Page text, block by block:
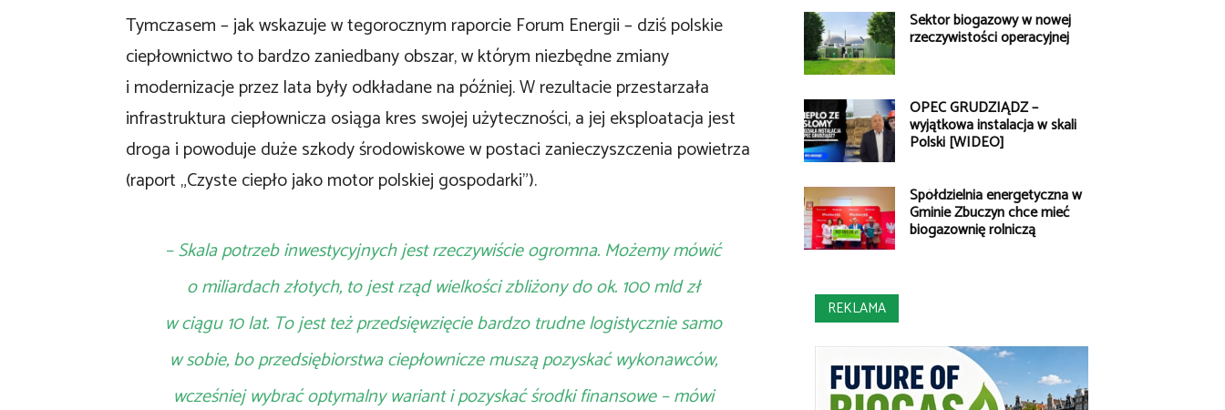
Tymczasem – jak wskazuje w tegorocznym raporcie Forum Energii – dziś polskie
ciepłownictwo to bardzo zaniedbany obszar, w którym niezbędne zmiany
i modernizacje przez lata były odkładane na później. W rezultacie przestarzała
infrastruktura ciepłownicza osiąga kres swojej użyteczności, a jej eksploatacja jest
droga i powoduje duże szkody środowiskowe w postaci zanieczyszczenia powietrza
(raport „Czyste ciepło jako motor polskiej gospodarki”).
– Skala potrzeb inwestycyjnych jest rzeczywiście ogromna. Możemy mówić
o miliardach złotych, to jest rząd wielkości zbliżony do ok. 100 mld zł
w ciągu 10 lat. To jest też przedsięwzięcie bardzo trudne logistycznie samo
w sobie, bo przedsiębiorstwa ciepłownicze muszą pozyskać wykonawców,
wcześniej wybrać optymalny wariant i pozyskać środki finansowe – mówi
Sektor biogazowy w nowej
rzeczywistości operacyjnej
OPEC GRUDZIĄDZ –
wyjątkowa instalacja w skali
Polski [WIDEO]
Spółdzielnia energetyczna w
Gminie Zbuczyn chce mieć
biogazownię rolniczą
REKLAMA